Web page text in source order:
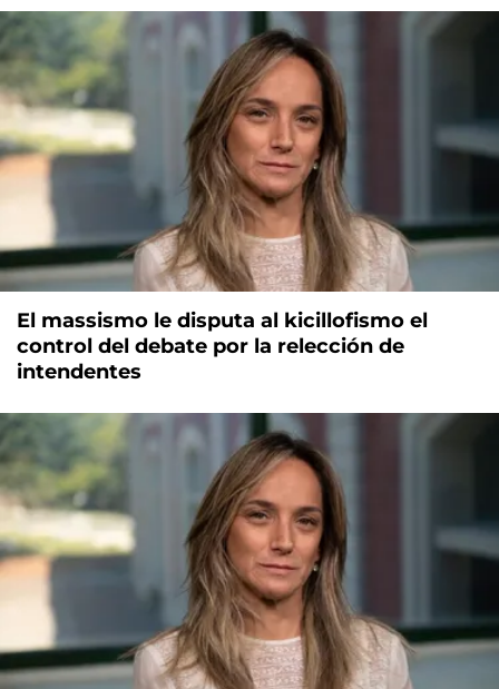
El massismo le disputa al kicillofismo el
control del debate por la relección de
intendentes